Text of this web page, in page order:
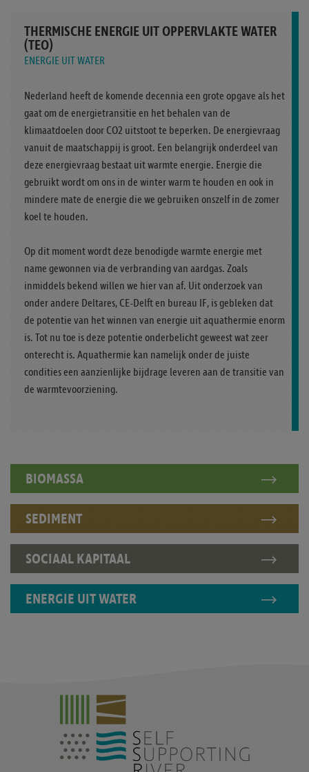
THERMISCHE ENERGIE UIT OPPERVLAKTE WATER
(TEO)
ENERGIE UIT WATER
Nederland heeft de komende decennia een grote opgave als het
gaat om de energietransitie en het behalen van de
klimaatdoelen door CO2 uitstoot te beperken. De energievraag
vanuit de maatschappij is groot. Een belangrijk onderdeel van
deze energievraag bestaat uit warmte energie. Energie die
gebruikt wordt om ons in de winter warm te houden en ook in
mindere mate de energie die we gebruiken onszelf in de zomer
koel te houden.
Op dit moment wordt deze benodigde warmte energie met
name gewonnen via de verbranding van aardgas. Zoals
inmiddels bekend willen we hier van af. Uit onderzoek van
onder andere Deltares, CE-Delft en bureau IF, is gebleken dat
de potentie van het winnen van energie uit aquathermie enorm
is. Tot nu toe is deze potentie onderbelicht geweest wat zeer
onterecht is. Aquathermie kan namelijk onder de juiste
condities een aanzienlijke bijdrage leveren aan de transitie van
de warmtevoorziening.
BIOMASSA
SEDIMENT
SOCIAAL KAPITAAL
ENERGIE UIT WATER